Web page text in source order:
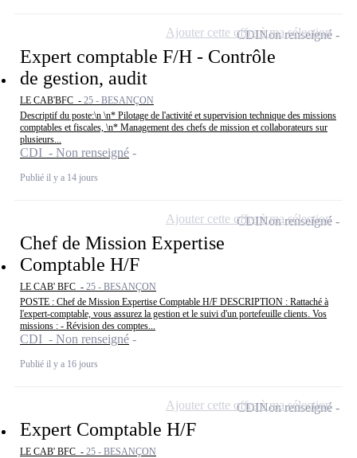
Expert comptable F/H - Contrôle
de gestion, audit
LE CAB'BFC - 25 - BESANÇON
Descriptif du poste:\n \n* Pilotage de l'activité et supervision technique des missions
comptables et fiscales, \n* Management des chefs de mission et collaborateurs sur
plusieurs...
CDI - Non renseigné
Publié il y a 14 jours
CDINon renseigné
Ajouter cette offre à ma sélection
Chef de Mission Expertise
Comptable H/F
LE CAB' BFC - 25 - BESANÇON
POSTE : Chef de Mission Expertise Comptable H/F DESCRIPTION : Rattaché à
l'expert-comptable, vous assurez la gestion et le suivi d'un portefeuille clients. Vos
missions : - Révision des comptes...
CDI - Non renseigné
Publié il y a 16 jours
CDINon renseigné
Ajouter cette offre à ma sélection
Expert Comptable H/F
LE CAB' BFC - 25 - BESANÇON
CDINon renseigné
Ajouter cette offre à ma sélection